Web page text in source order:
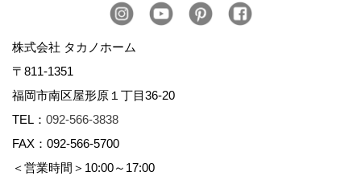
株式会社 タカノホーム
〒811-1351
福岡市南区屋形原１丁目36-20
TEL： 092-566-3838
FAX：092-566-5700
＜営業時間＞10:00～17:00